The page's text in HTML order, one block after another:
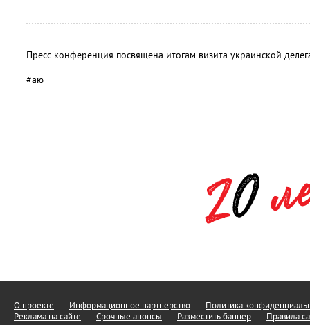
Пресс-конференция посвящена итогам визита украинской
#аю
О проекте Информационное партнерство
Политика
Реклама на сайте
Срочные анонсы Разместить баннер Правила